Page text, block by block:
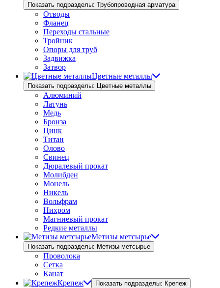
Показать подразделы: Трубопроводная арматура
Отводы
Фланец
Переходы стальные
Тройник
Опоры для труб
Задвижка
Затвор
Цветные металлы
Показать подразделы: Цветные металлы
Алюминий
Латунь
Медь
Бронза
Цинк
Титан
Олово
Свинец
Дюралевый прокат
Молибден
Монель
Никель
Вольфрам
Нихром
Магниевый прокат
Редкие металлы
Метизы метсырье
Показать подразделы: Метизы метсырье
Проволока
Сетка
Канат
Крепеж
Показать подразделы: Крепеж